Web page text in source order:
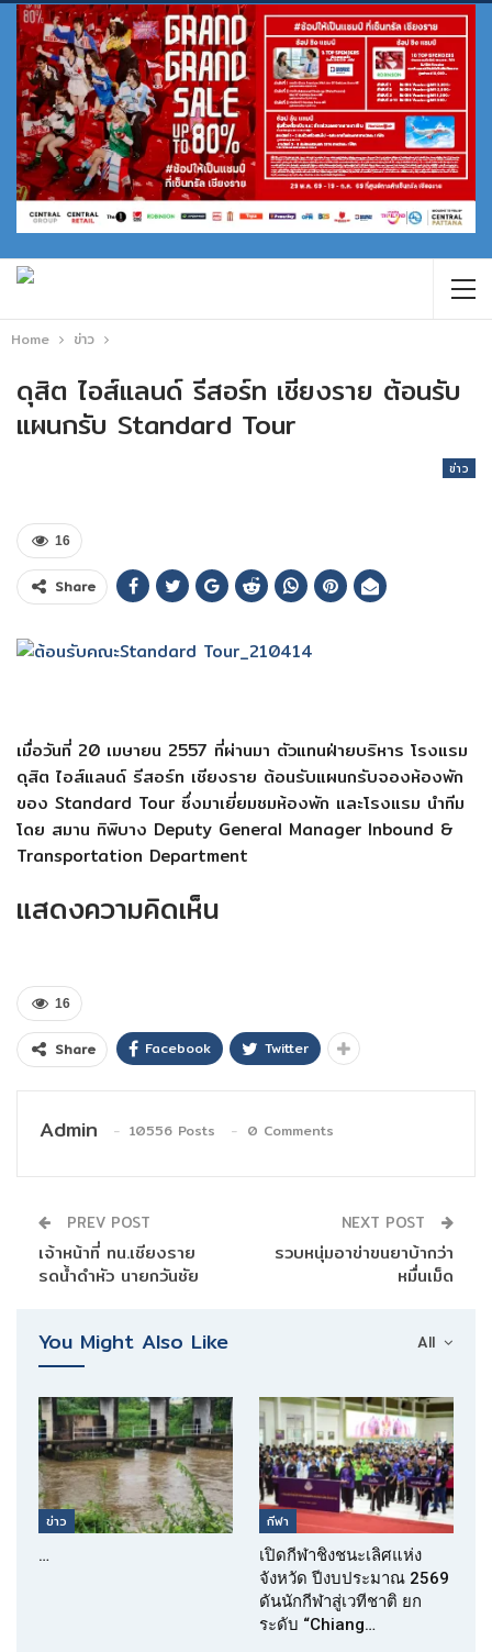
Home ข่าว
ดุสิต ไอส์แลนด์ รีสอร์ท เชียงราย ต้อนรับ
แผนกรับ Standard Tour
ข่าว
16
Share
เมื่อวันที่ 20 เมษายน 2557 ที่ผ่านมา ตัวแทนฝ่ายบริหาร โรงแรม
ดุสิต ไอส์แลนด์ รีสอร์ท เชียงราย ต้อนรับแผนกรับจองห้องพัก
ของ Standard Tour ซึ่งมาเยี่ยมชมห้องพัก และโรงแรม นำทีม
โดย สมาน ทิพิบาง Deputy General Manager Inbound &
Transportation Department
แสดงความคิดเห็น
16
Share Facebook Twitter
Admin 10556 Posts 0 Comments
PREV POST
เจ้าหน้าที่ ทน.เชียงราย
รดน้ำดำหัว นายกวันชัย
NEXT POST
รวบหนุ่มอาข่าขนยาบ้ากว่า
หมื่นเม็ด
All
You Might Also Like
ข่าว
…
กีฬา
เปิดกีฬาชิงชนะเลิศแห่ง
จังหวัด ปีงบประมาณ 2569
ดันนักกีฬาสู่เวทีชาติ ยก
ระดับ “Chiang…